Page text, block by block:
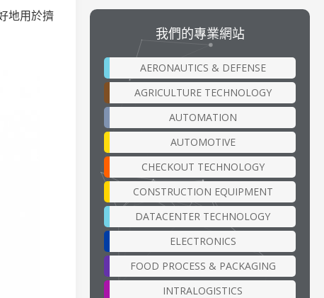
地用於擠
我們的專業網站
AERONAUTICS & DEFENSE
AGRICULTURE TECHNOLOGY
AUTOMATION
AUTOMOTIVE
CHECKOUT TECHNOLOGY
CONSTRUCTION EQUIPMENT
DATACENTER TECHNOLOGY
ELECTRONICS
FOOD PROCESS & PACKAGING
INTRALOGISTICS